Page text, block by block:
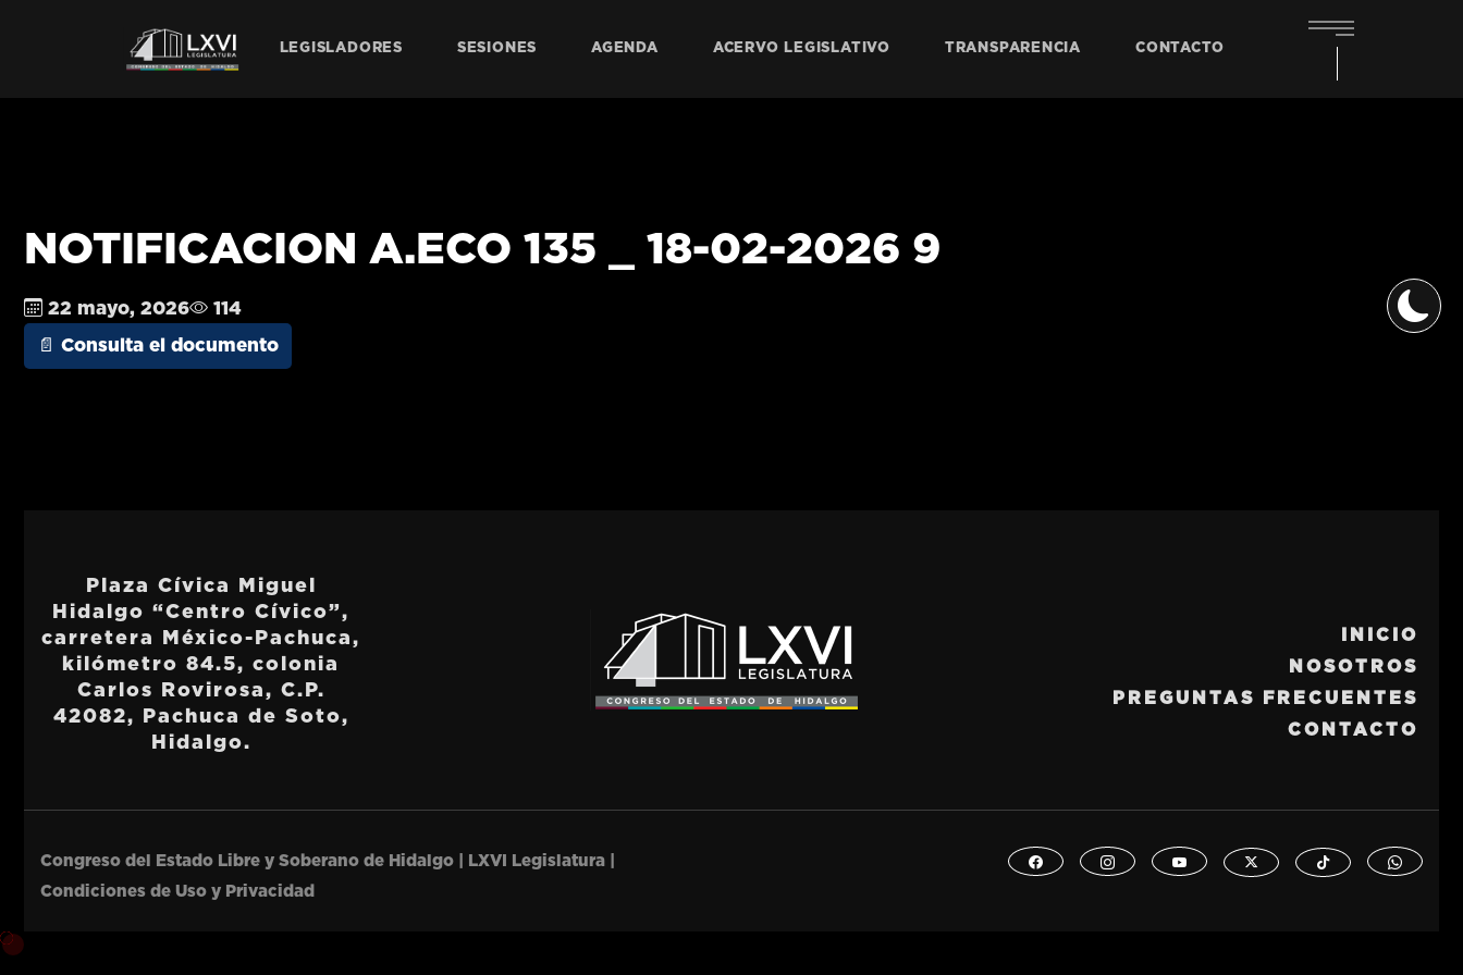
LEGISLADORES SESIONES AGENDA ACERVO LEGISLATIVO TRANSPARENCIA CONTACTO
NOTIFICACION A.ECO 135 _ 18-02-2026 9
22 mayo, 2026
114
📄 Consulta el documento
Plaza Cívica Miguel
Hidalgo “Centro Cívico”,
carretera México-Pachuca,
kilómetro 84.5, colonia
Carlos Rovirosa, C.P.
42082, Pachuca de Soto,
Hidalgo.
INICIO
NOSOTROS
PREGUNTAS FRECUENTES
CONTACTO
Congreso del Estado Libre y Soberano de Hidalgo | LXVI Legislatura |
Condiciones de Uso y Privacidad